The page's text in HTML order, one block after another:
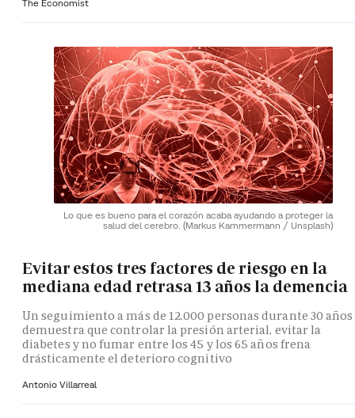
The Economist
Lo que es bueno para el corazón acaba ayudando a proteger la
salud del cerebro. (Markus Kammermann / Unsplash)
Evitar estos tres factores de riesgo en la
mediana edad retrasa 13 años la demencia
Un seguimiento a más de 12.000 personas durante 30 años
demuestra que controlar la presión arterial, evitar la
diabetes y no fumar entre los 45 y los 65 años frena
drásticamente el deterioro cognitivo
Antonio Villarreal